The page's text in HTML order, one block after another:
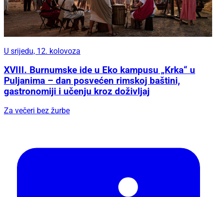
U srijedu, 12. kolovoza
XVIII. Burnumske ide u Eko kampusu „Krka“ u
Puljanima – dan posvećen rimskoj baštini,
gastronomiji i učenju kroz doživljaj
Za večeri bez žurbe